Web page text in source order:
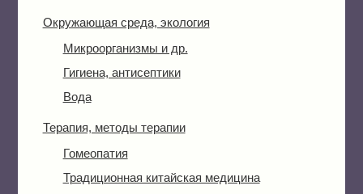
Окружающая среда, экология
Микроорганизмы и др.
Гигиена, антисептики
Вода
Терапия, методы терапии
Гомеопатия
Традиционная китайская медицина